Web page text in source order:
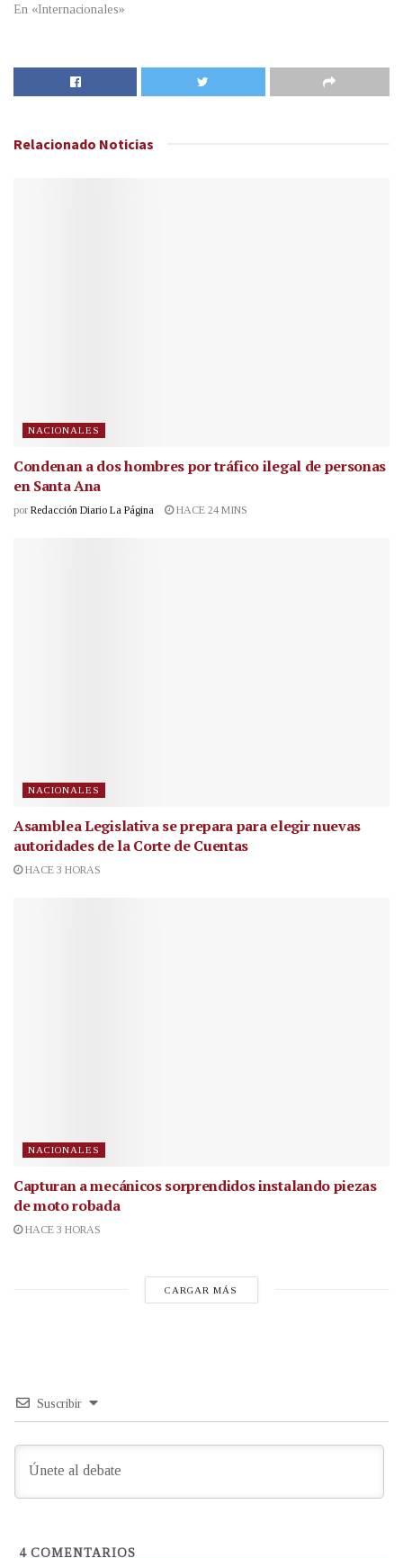
En «Internacionales»
Relacionado Noticias
NACIONALES
Condenan a dos hombres por tráfico ilegal de personas
en Santa Ana
por Redacción Diario La Página HACE 24 MINS
NACIONALES
Asamblea Legislativa se prepara para elegir nuevas
autoridades de la Corte de Cuentas
HACE 3 HORAS
NACIONALES
Capturan a mecánicos sorprendidos instalando piezas
de moto robada
HACE 3 HORAS
CARGAR MÁS
Suscribir
4COMENTARIOS